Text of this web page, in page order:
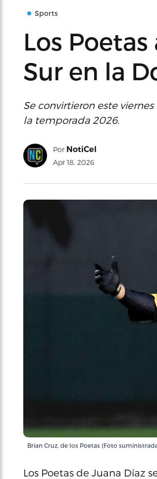
Sports
Los
Sur en la
Se convirtieron este
la temporada 2026.
Por NotiCel
Apr 18, 2026
Brian Cruz, de los Poetas (Foto
Los Poetas de Juana Díaz